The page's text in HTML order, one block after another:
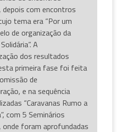
depois com encontros
tema era “Por um
de organização da
A
dos resultados
primeira fase foi feita
de
e na sequência
“Caravanas Rumo a
com 5 Seminários
onde foram aprofundadas